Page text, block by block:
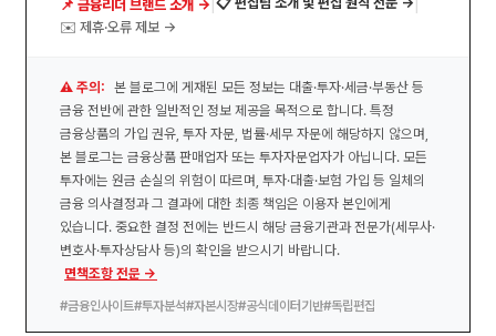
📌 금융리더 브랜드 소개 →
✉️ 제휴·오류 제보 →
⚠️ 주의: 본 블로그에 게재된 모든 정보는 대출·투자·세금·부동산 등
금융 전반에 관한 일반적인 정보 제공을 목적으로 합니다. 특정
금융상품의 가입 권유, 투자 자문, 법률·세무 자문에 해당하지 않으며,
본 블로그는 금융상품 판매업자 또는 투자자문업자가 아닙니다. 모든
투자에는 원금 손실의 위험이 따르며, 투자·대출·보험 가입 등 일체의
금융 의사결정과 그 결과에 대한 최종 책임은 이용자 본인에게
있습니다. 중요한 결정 전에는 반드시 해당 금융기관과 전문가(세무사·
변호사·투자상담사 등)의 확인을 받으시기 바랍니다.
면책조항 전문 →
#금융인사이트#투자분석#자본시장#공식데이터기반#독립편집